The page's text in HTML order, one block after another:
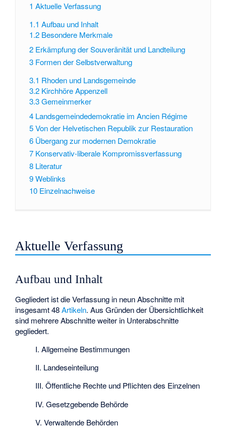
1 Aktuelle Verfassung
1.1 Aufbau und Inhalt
1.2 Besondere Merkmale
2 Erkämpfung der Souveränität und Landteilung
3 Formen der Selbstverwaltung
3.1 Rhoden und Landsgemeinde
3.2 Kirchhöre Appenzell
3.3Gemeinmerker
4 Landsgemeindedemokratie im Ancien Régime
5Von der Helvetischen Republik zur Restauration
6 Übergang zur modernen Demokratie
7 Konservativ-liberale Kompromissverfassung
8 Literatur
9Weblinks
10 Einzelnachweise
Aktuelle Verfassung
Aufbau und Inhalt
Gegliedert ist die Verfassung in neun Abschnitte mit
insgesamt 48Artikeln. Aus Gründen der Übersichtlichkeit
sind mehrere Abschnitte weiter in Unterabschnitte
gegliedert.
I. Allgemeine Bestimmungen
II. Landeseinteilung
III. Öffentliche Rechte und Pflichten des Einzelnen
IV. Gesetzgebende Behörde
V. Verwaltende Behörden